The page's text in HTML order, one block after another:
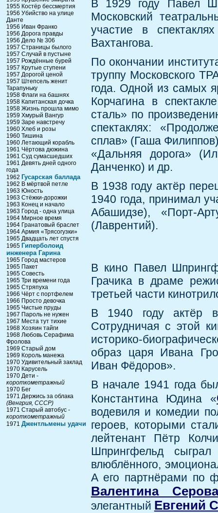
1955 Костёр бессмертия
1956 Убийство на улице
Данте
1956 Иван Франко
1956 Дорога правды
1956 Дело № 306
1957 Страницы былого
1957 Случай в пустыне
1957 Рождённые бурей
1957 Крутые ступени
1957 Дорогой ценой
1957 Штепсель женит
Тарапуньку
1958 Флаги на башнях
1958 Капитанская дочка
1958 Жизнь прошла мимо
1959 Хмурый Вангур
1959 Заре навстречу
1960 Хлеб и розы
1960 Тишина
1960 Летающий корабль
1961 Чёртова дюжина
1961 Суд сумасшедших
1961 Девять дней одного
года
1962 Гусарская баллада
1962 В мёртвой петле
1963 Юность
1963 Стёжки-дорожки
1963 Конец и начало
1963 Город - одна улица
1964 Мирное время
1964 Гранатовый браслет
1964 Армия «Трясогузки»
1965 Двадцать лет спустя
1965 Гиперболоид
инженера Гарина
1965 Город мастеров
1965 Пакет
1965 Совесть
1965 Три времени года
1965 Стряпуха
1966 Чёрт с портфелем
1966 Просто девочка
1965 Чистые пруды
1967 Пароль не нужен
1967 Места тут тихие
1968 Хозяин тайги
1968 Любовь Серафима
Фролова
1969 Старый дом
1969 Король манежа
1970 Удивительный заклад
1970 Карусель
1970 Дети -
короткометражный
1970 Бег
1971 Держись за облака
(Венгрия, СССР)
1971 Старый автобус -
короткометражный
1971 Джентльмены удачи
В 1929 году Павел
Московский
участие в
Вахтангова.
По окончании
труппу Московского
года. Одной из самых
Корчагина в
сталь» по
спектаклях:
сплав» (Гаша
«Дальняя дорога»
Данченко) и др.
В 1938 году актёр
1940 года, принимал
Абашидзе), «Порт-
(Лаврентий).
В кино Павел
Грачика в драме
третьей части
В 1940 году актёр
Сотрудничая с этой
историко-
образ царя Ивана
Иван Фёдоров».
В начале 1941 года
Константина Юдина «
водевиля и комедии
героев, которыми
лейтенант Пётр
Шпрингфельд
влюблённого,
А его партнёрами по
Валентина Серова
элегантный Евгений